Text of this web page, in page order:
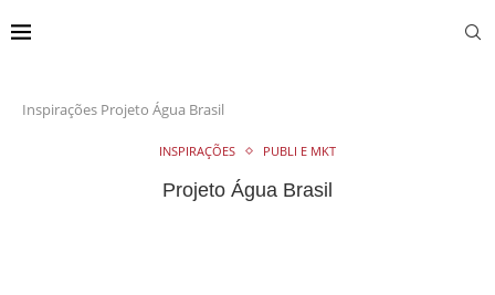
Inspirações Projeto Água Brasil
INSPIRAÇÕES PUBLI E MKT
Projeto Água Brasil